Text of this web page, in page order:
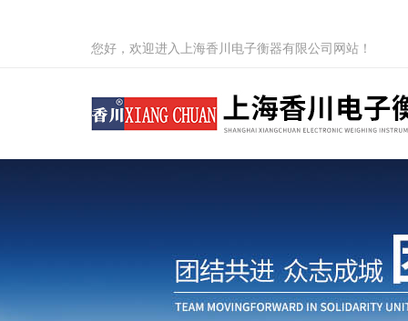
您好，欢迎进入上海香川电子衡器有限公司网站！